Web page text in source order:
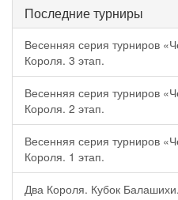
Последние турниры
Весенняя серия турниров
Короля. 3 этап.
Весенняя серия турниров
Короля. 2 этап.
Весенняя серия турниров
Короля. 1 этап.
Два Короля. Кубок